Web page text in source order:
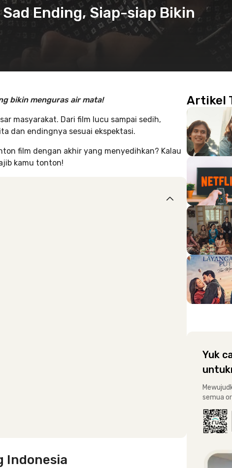
Ending, Siap-siap Bikin
bikin menguras air mata!
masyarakat. Dari film lucu sampai sedih,
dan endingnya sesuai ekspektasi.
film dengan akhir yang menyedihkan? Kalau
kamu tonton!
Indonesia
Artikel
Yuk
semua